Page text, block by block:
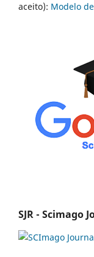
aceito): Modelo
SJR - Scimago